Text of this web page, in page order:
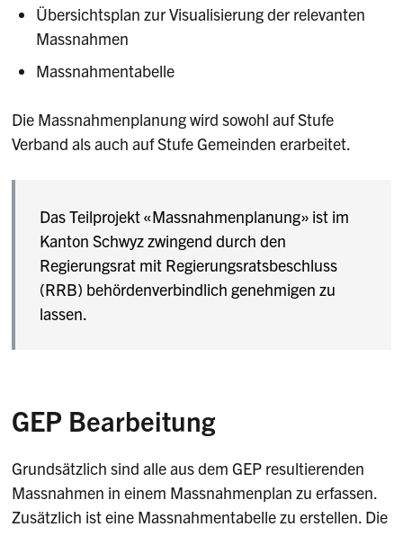
Übersichtsplan zur Visualisierung der relevanten
Massnahmen
Massnahmentabelle
Die Massnahmenplanung wird sowohl auf Stufe
Verband als auch auf Stufe Gemeinden erarbeitet.
Das Teilprojekt «Massnahmenplanung» ist im
Kanton Schwyz zwingend durch den
Regierungsrat mit Regierungsratsbeschluss
(RRB) behördenverbindlich genehmigen zu
lassen.
GEP Bearbeitung
Grundsätzlich sind alle aus dem GEP resultierenden
Massnahmen in einem Massnahmenplan zu erfassen.
Zusätzlich ist eine Massnahmentabelle zu erstellen. Die